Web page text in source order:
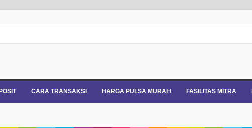
CARA TRANSAKSI HARGA PULSA MURAH FASILITAS MITRA